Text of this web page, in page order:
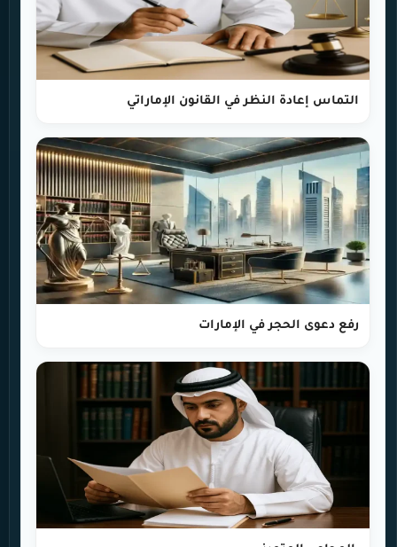
التماس إعادة النظر في القانون الإماراتي
رفع دعوى الحجر في الإمارات